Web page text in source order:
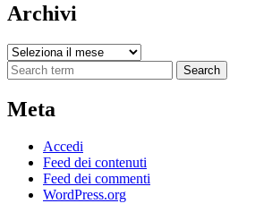
Archivi
Archivi
Search
Meta
Accedi
Feed dei contenuti
Feed dei commenti
WordPress.org